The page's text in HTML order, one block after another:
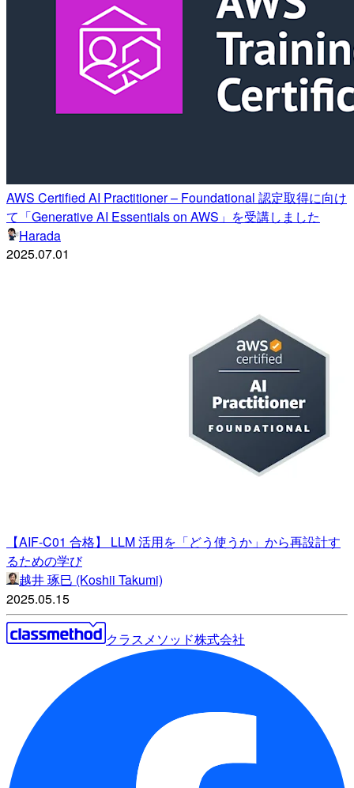
AWS Certified AI Practitioner – Foundational 認定取得に向け
て「Generative AI Essentials on AWS」を受講しました
Harada
2025.07.01
【AIF-C01 合格】 LLM 活用を「どう使うか」から再設計す
るための学び
越井 琢巳 (Koshii Takumi)
2025.05.15
クラスメソッド株式会社